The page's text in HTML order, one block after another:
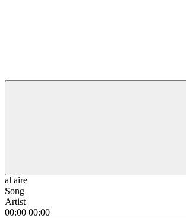
al aire
Song
Artist
00:00 00:00